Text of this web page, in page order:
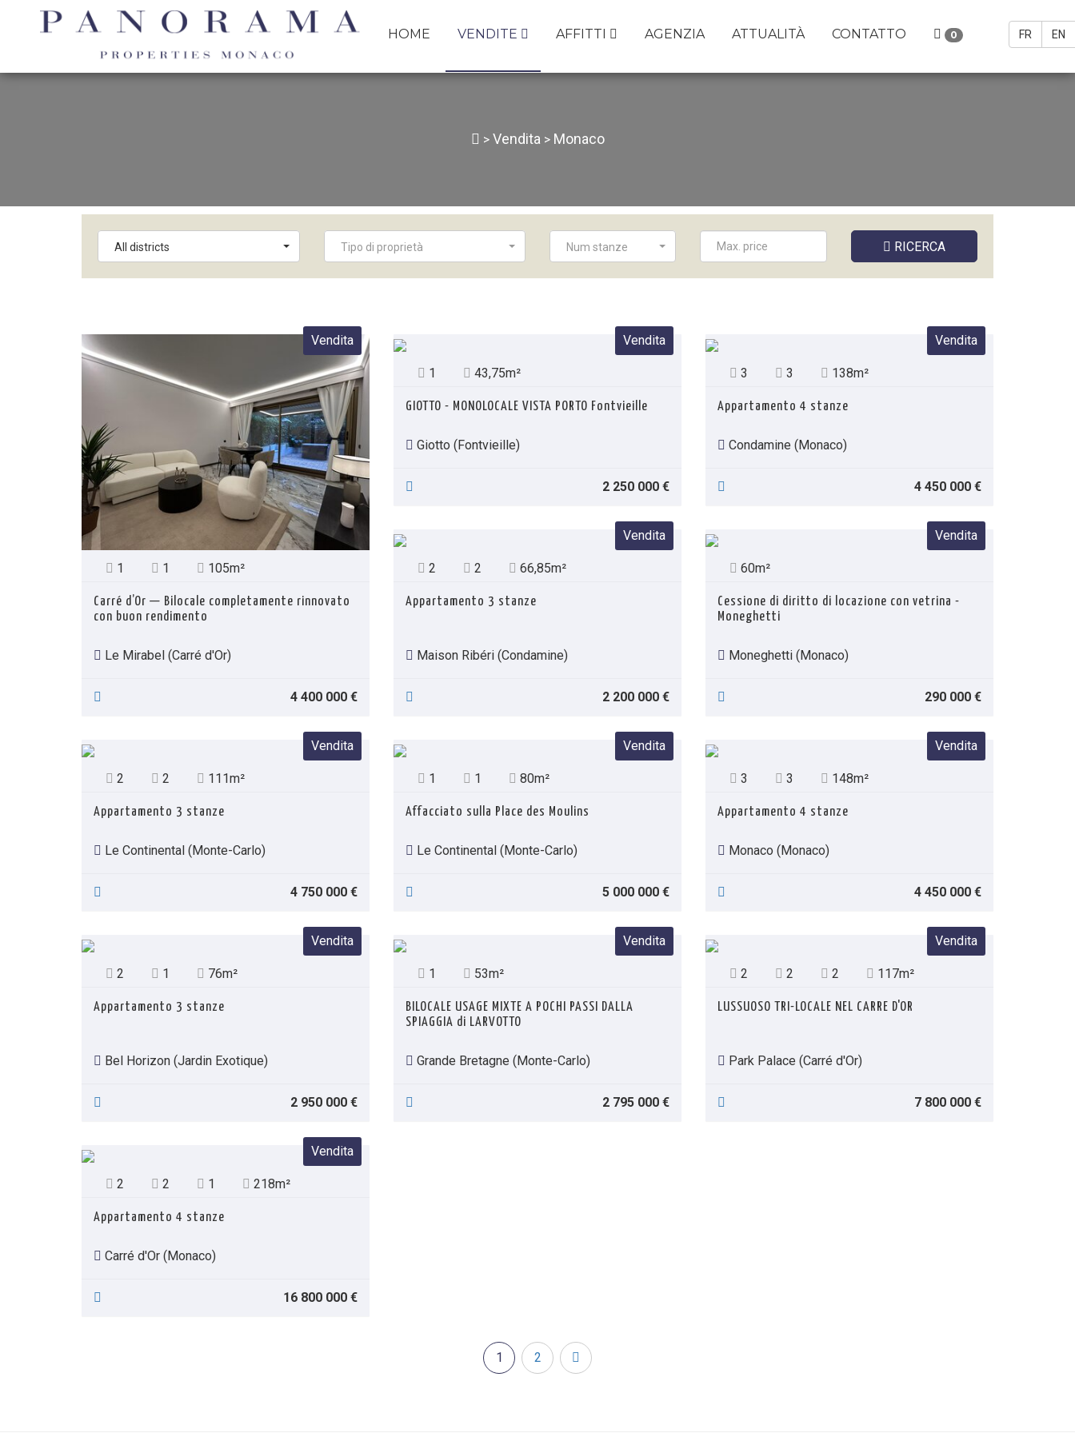
HOME VENDITE AFFITTI AGENZIA ATTUALITÀ CONTATTO 0 FR EN
> Vendita > Monaco
All districts Tipo di proprietà Num stanze RICERCA
Vendita
1 1 105m²
Carré d’Or — Bilocale completamente rinnovato
con buon rendimento
Le Mirabel (Carré d'Or)
4 400 000 €
Vendita
1 43,75m²
GIOTTO - MONOLOCALE VISTA PORTO Fontvieille
Giotto (Fontvieille)
2 250 000 €
Vendita
3 3 138m²
Appartamento 4 stanze
Condamine (Monaco)
4 450 000 €
Vendita
2 2 66,85m²
Appartamento 3 stanze
Maison Ribéri (Condamine)
2 200 000 €
Vendita
60m²
Cessione di diritto di locazione con vetrina -
Moneghetti
Moneghetti (Monaco)
290 000 €
Vendita
2 2 111m²
Appartamento 3 stanze
Le Continental (Monte-Carlo)
4 750 000 €
Vendita
1 1 80m²
Affacciato sulla Place des Moulins
Le Continental (Monte-Carlo)
5 000 000 €
Vendita
3 3 148m²
Appartamento 4 stanze
Monaco (Monaco)
4 450 000 €
Vendita
2 1 76m²
Appartamento 3 stanze
Bel Horizon (Jardin Exotique)
2 950 000 €
Vendita
1 53m²
BILOCALE USAGE MIXTE A POCHI PASSI DALLA
SPIAGGIA di LARVOTTO
Grande Bretagne (Monte-Carlo)
2 795 000 €
Vendita
2 2 2 117m²
LUSSUOSO TRI-LOCALE NEL CARRE D'OR
Park Palace (Carré d'Or)
7 800 000 €
Vendita
2 2 1 218m²
Appartamento 4 stanze
Carré d'Or (Monaco)
16 800 000 €
1 2